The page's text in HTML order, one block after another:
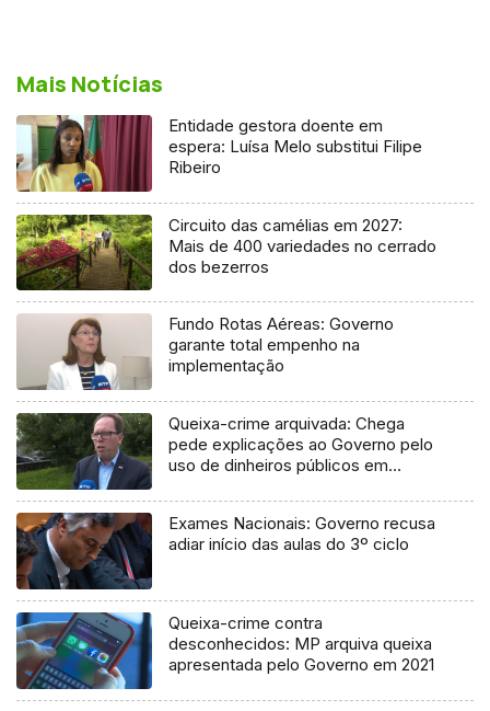
Mais Notícias
Entidade gestora doente em
espera: Luísa Melo substitui Filipe
Ribeiro
Circuito das camélias em 2027:
Mais de 400 variedades no cerrado
dos bezerros
Fundo Rotas Aéreas: Governo
garante total empenho na
implementação
Queixa-crime arquivada: Chega
pede explicações ao Governo pelo
uso de dinheiros públicos em
Exames Nacionais: Governo recusa
adiar início das aulas do 3º ciclo
Queixa-crime contra
desconhecidos: MP arquiva queixa
apresentada pelo Governo em 2021